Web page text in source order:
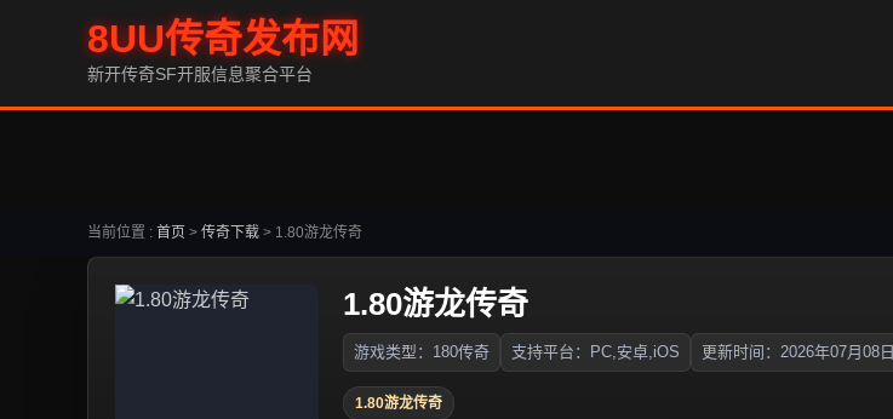
8UU传奇发布网
新开传奇SF开服信息聚合平台
当前位置 : 首页 > 传奇下载 > 1.80游龙传奇
1.80游龙传奇
游戏类型：180传奇 支持平台：PC,安卓,iOS 更新时间：2026年07月08日
1.80游龙传奇